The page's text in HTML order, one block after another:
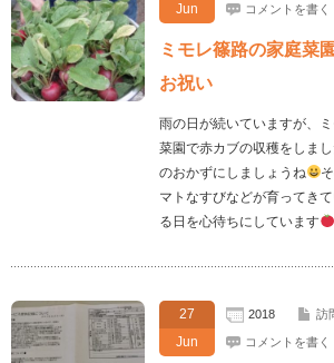
Jun
コメントを書く
ミモレ篠路の家庭菜
お祝い
雨の日が続いていますが、
菜園で赤カブの収穫をしま
のおかずにしましょうね
マトなすびなどが育ってき
る日を心待ちにしています
27
Jun
2018 訪
コメントを書く